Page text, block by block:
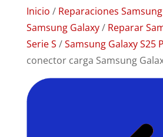
Inicio / Reparaciones Samsung
Samsung Galaxy/ Reparar
Serie S /Samsung Galaxy S25
conector carga Samsung